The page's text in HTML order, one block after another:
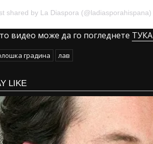
shared by La Diaspora (@ladiasporahispana)
видео може да го погледнете ТУКА
градина лав